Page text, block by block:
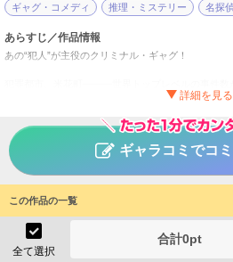
ギャグ・コメディ 推理・ミステリー 名探
あらすじ／作品情報
あの“犯人”が主役のクリミナル・ギャグ！
発生するこの町に降り立った、漆黒の人影…
包まれている。その人物の名は…犯人の犯沢さん（
『名探偵コナン』でおなじみ、
全身黒タイツのようなビジュアルの“犯人”…
誰もが知ってるアイツが主役の漫画がスタートして
人気アンケート1位を独走し、さらには単行本発売
朝のニュース番組で取り上げられるなど、
ギャラコミでコ
この作品の一覧
全て選択
合計0pt